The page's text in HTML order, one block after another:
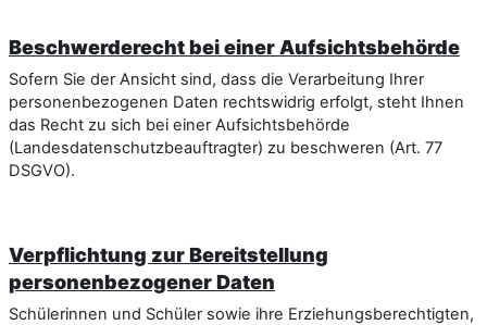
Beschwerderecht bei einer Aufsichtsbehörde
Sofern Sie der Ansicht sind, dass die Verarbeitung Ihrer
personenbezogenen Daten rechtswidrig erfolgt, steht Ihnen
das Recht zu sich bei einer Aufsichtsbehörde
(Landesdatenschutzbeauftragter) zu beschweren (Art. 77
DSGVO).
Verpflichtung zur Bereitstellung
personenbezogener Daten
Schülerinnen und Schüler sowie ihre Erziehungsberechtigten,